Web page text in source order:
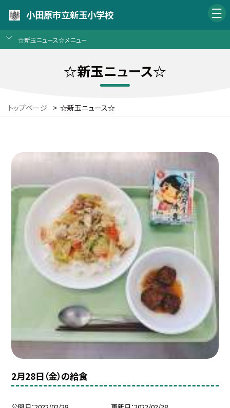
小田原市立新玉小学校
☆新玉ニュース☆メニュー
☆新玉ニュース☆
トップページ > ☆新玉ニュース☆
2月28日（金）の給食